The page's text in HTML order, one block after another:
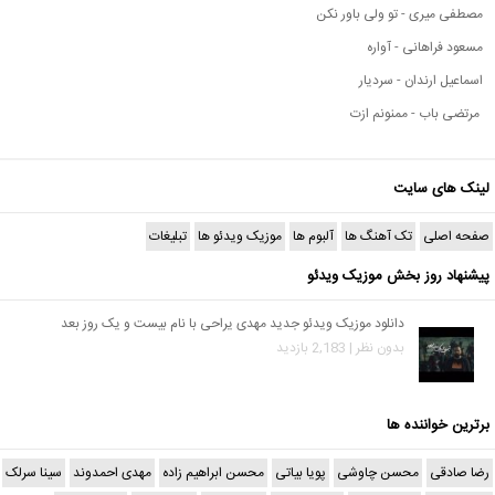
مصطفی میری - تو ولی باور نکن
مسعود فراهانی - آواره
اسماعیل ارندان - سردیار
مرتضی باب - ممنونم ازت
لینک های سایت
صفحه اصلی تک آهنگ ها آلبوم ها موزیک ویدئو ها تبلیغات
پیشنهاد روز بخش موزیک ویدئو
دانلود موزیک ویدئو جدید مهدی یراحی با نام بیست و یک روز بعد
بدون نظر | 2,183 بازدید
برترین خواننده ها
رضا صادقی محسن چاوشی پویا بیاتی محسن ابراهیم زاده مهدی احمدوند سینا سرلک